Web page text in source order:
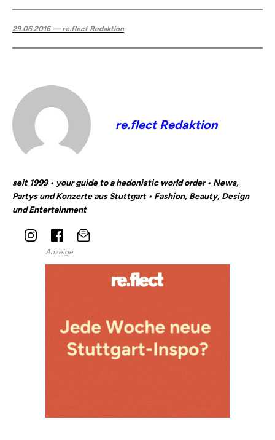
29.06.2016 — re.flect Redaktion
re.flect Redaktion
seit 1999 • your guide to a hedonistic world order • News,
Partys und Konzerte aus Stuttgart • Fashion, Beauty, Design
und Entertainment
Anzeige